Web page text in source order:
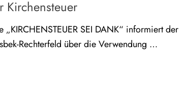
Kirchensteuer
SEI DANK“ informiert der
Rechterfeld über die Verwendung …